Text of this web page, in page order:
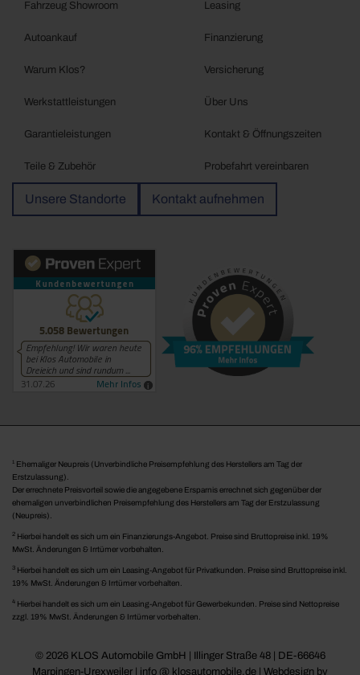
Fahrzeug Showroom
Autoankauf
Warum Klos?
Werkstattleistungen
Garantieleistungen
Teile & Zubehör
Leasing
Finanzierung
Versicherung
Über Uns
Kontakt & Öffnungszeiten
Probefahrt vereinbaren
Unsere Standorte Kontakt aufnehmen
1 Ehemaliger Neupreis (Unverbindliche Preisempfehlung des Herstellers am Tag der
Erstzulassung).
Der errechnete Preisvorteil sowie die angegebene Ersparnis errechnet sich gegenüber der
ehemaligen unverbindlichen Preisempfehlung des Herstellers am Tag der Erstzulassung
(Neupreis).
2 Hierbei handelt es sich um ein Finanzierungs-Angebot. Preise sind Bruttopreise inkl. 19%
MwSt. Änderungen & Irrtümer vorbehalten.
3 Hierbei handelt es sich um ein Leasing-Angebot für Privatkunden. Preise sind Bruttopreise inkl.
19% MwSt. Änderungen & Irrtümer vorbehalten.
4 Hierbei handelt es sich um ein Leasing-Angebot für Gewerbekunden. Preise sind Nettopreise
zzgl. 19% MwSt. Änderungen & Irrtümer vorbehalten.
© 2026 KLOS Automobile GmbH | Illinger Straße 48 | DE-66646
Marpingen-Urexweiler | info @ klosautomobile.de | Webdesign by